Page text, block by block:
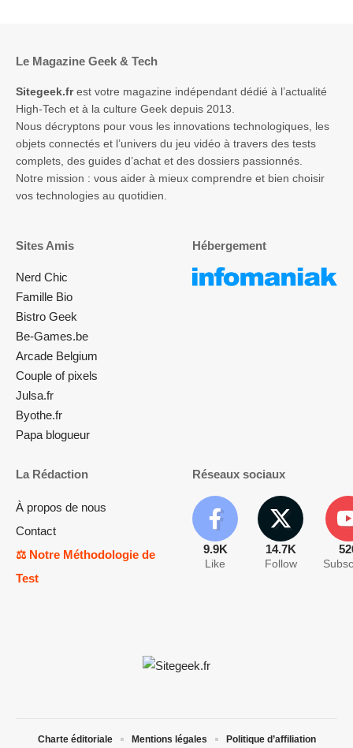
Le Magazine Geek & Tech
Sitegeek.frest votre magazine indépendant dédié à l’actualité
High-Tech et à la culture Geek depuis 2013.
Nous décryptons pour vous les innovations technologiques, les
objets connectés et l’univers du jeu vidéo à travers des tests
complets, des guides d’achat et des dossiers passionnés.
Notre mission : vous aider à mieux comprendre et bien choisir
vos technologies au quotidien.
Sites Amis
Nerd Chic
Famille Bio
Bistro Geek
Be-Games.be
Arcade Belgium
Couple of pixels
Julsa.fr
Byothe.fr
Papa blogueur
Hébergement
La Rédaction
À propos de nous
Contact
⚖️ Notre Méthodologie de
Test
Réseaux sociaux
9.9K
Like
14.7K
Follow
Charte éditoriale Mentions légales
Politique d’affiliation